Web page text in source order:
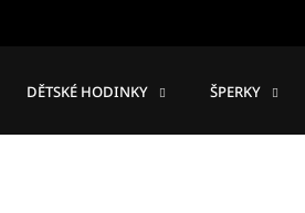
DĚTSKÉ HODINKY ŠPERKY